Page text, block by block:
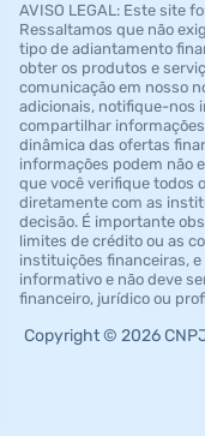
AVISO LEGAL: Este site
Ressaltamos que não
tipo de adiantamento
obter os produtos e
comunicação em nosso
adicionais, notifique-nos
compartilhar
dinâmica das ofertas
informações podem não
que você verifique todos
diretamente com as
decisão. É importante
limites de crédito ou as
instituições financeiras,
informativo e não deve
financeiro, jurídico ou
Copyright © 2026